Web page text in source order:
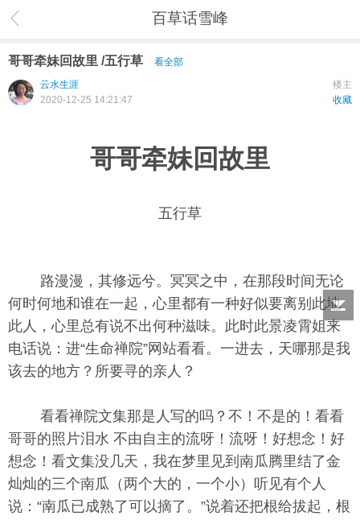
百草话雪峰
哥哥牵妹回故里 /五行草
看全部
楼主
云水生涯
收藏
2020-12-25 14:21:47
哥哥牵妹回故里
五行草
路漫漫，其修远兮。冥冥之中，在那段时间无论
何时何地和谁在一起，心里都有一种好似要离别此地
此人，心里总有说不出何种滋味。此时此景凌霄姐来
电话说：进“生命禅院”网站看看。一进去，天哪那是我
该去的地方？所要寻的亲人？
看看禅院文集那是人写的吗？不！不是的！看看
哥哥的照片泪水 不由自主的流呀！流呀！好想念！好
想念！看文集没几天，我在梦里见到南瓜腾里结了金
灿灿的三个南瓜（两个大的，一个小）听见有个人
说：“南瓜已成熟了可以摘了。”说着还把根给拔起，根